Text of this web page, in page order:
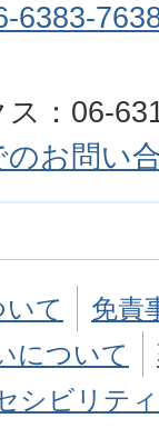
6383-
ス：06-
のお問い
て
免責
について
シビリテ